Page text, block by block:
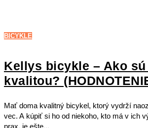
BICYKLE
Kellys bicykle – Ako
kvalitou?
Mať doma kvalitný bicykel, ktorý vydrží
vec. A kúpiť si ho od niekoho, kto má v ich